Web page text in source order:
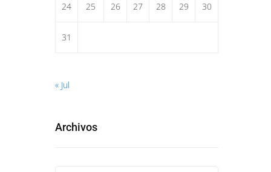
24 25 26 27 28 29 30
31
« Jul
Archivos